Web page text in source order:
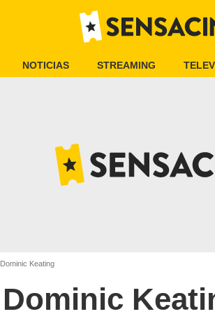
NOTICIAS STREAMING
Dominic Keating
Dominic